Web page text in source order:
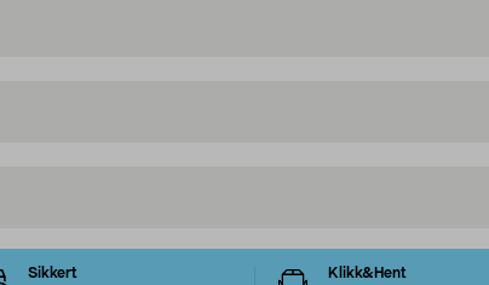
Sikkert
Klikk&Hent